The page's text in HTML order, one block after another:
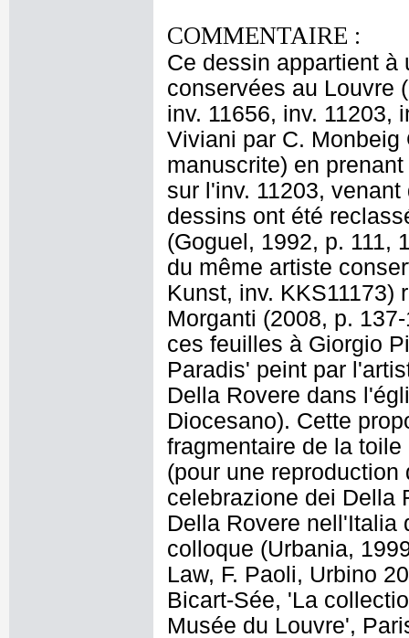
COMMENTAIRE :
Ce dessin appartient à
conservées au Louvre
inv. 11656, inv. 11203,
Viviani par C. Monbeig
manuscrite) en
sur l'inv. 11203,
dessins ont été
(Goguel, 1992, p. 111,
du même artiste
Kunst, inv. KKS11173)
Morganti (2008, p.
ces feuilles à Giorgio
Paradis' peint par
Della Rovere dans
Diocesano). Cette
fragmentaire de la
(pour une
celebrazione dei Della
Della Rovere nell'Italia
colloque (Urbania,
Law, F. Paoli, Urbino
Bicart-Sée, 'La
Musée du Louvre',